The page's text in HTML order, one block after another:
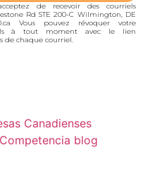
de recevoir des courriels
Rd STE 200-C Wilmington, DE
Vous pouvez révoquer votre
à tout moment avec le lien
de chaque courriel.